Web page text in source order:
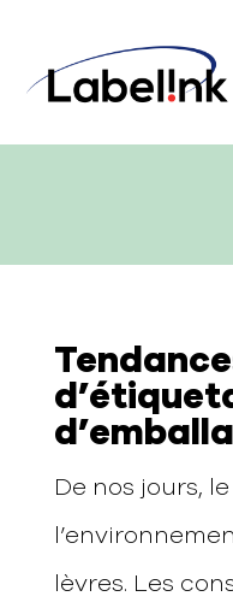
De nos jours,
lèvres. Les